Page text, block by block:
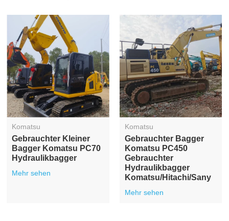
Komatsu
Gebrauchter Kleiner
Bagger Komatsu PC70
Hydraulikbagger
Mehr sehen
Komatsu
Gebrauchter Bagger
Komatsu PC450
Gebrauchter
Hydraulikbagger
Komatsu/Hitachi/Sany
Mehr sehen